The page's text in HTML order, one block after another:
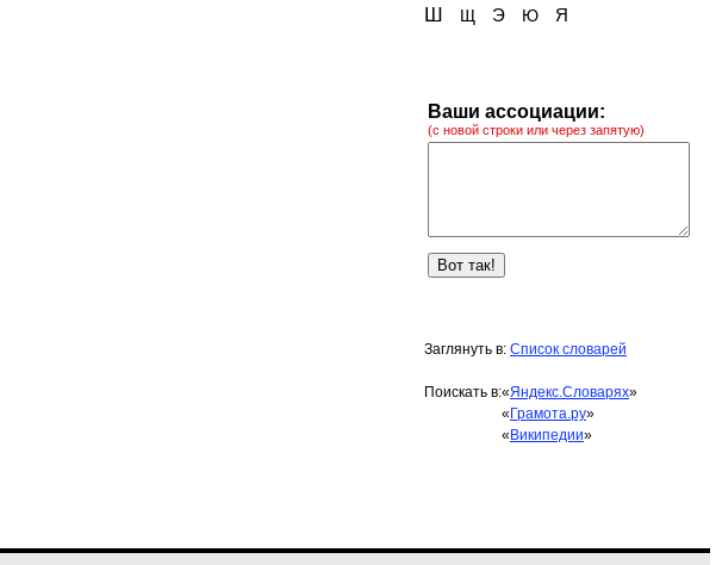
Ш Щ Э Ю Я
Ваши ассоциации:
(с новой строки или через запятую)
Заглянуть в: Список словарей
Поискать в:«Яндекс.Словарях»
« Грамота.ру»
« Википедии»